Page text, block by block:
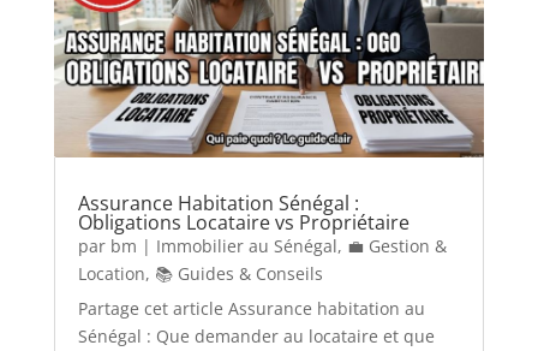
Assurance Habitation Sénégal :
Obligations Locataire vs Propriétaire
par bm | Immobilier au Sénégal, 💼 Gestion &
Location, 📚 Guides & Conseils
Partage cet article Assurance habitation au
Sénégal : Que demander au locataire et que